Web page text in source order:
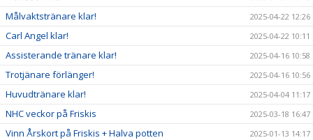
Målvaktstränare klar! 2025-04-22 12:26
Carl Angel klar! 2025-04-22 10:11
Assisterande tränare klar! 2025-04-16 10:58
Trotjänare förlänger! 2025-04-16 10:56
Huvudtränare klar! 2025-04-04 11:17
NHC veckor på Friskis 2025-03-18 16:47
Vinn Årskort på Friskis + Halva potten
2025-01-13 14:17